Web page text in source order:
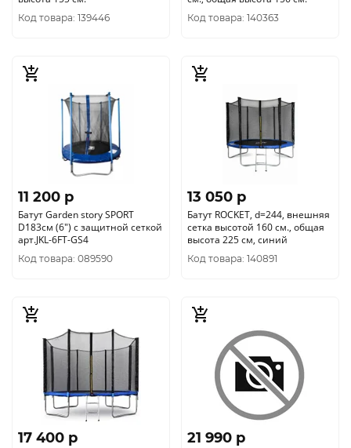
Код товара: 139446 Код товара: 140363
11 200 p
Батут Garden story SPORT
D183см (6") с защитной сеткой
арт.JKL-6FT-GS4
Код товара: 089590
13 050 p
Батут ROCKET, d=244, внешняя
сетка высотой 160 см., общая
высота 225 см, синий
Код товара: 140891
17 400 p 21 990 p